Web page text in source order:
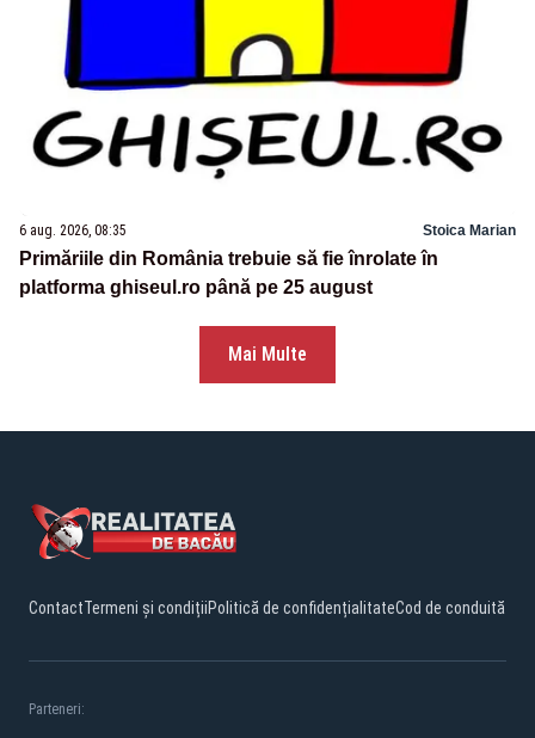
6 aug. 2026, 08:35 Stoica Marian
Primăriile din România trebuie să fie înrolate în
platforma ghiseul.ro până pe 25 august
Mai Multe
ContactTermeni și condițiiPolitică de confidențialitateCod de conduită
Parteneri: